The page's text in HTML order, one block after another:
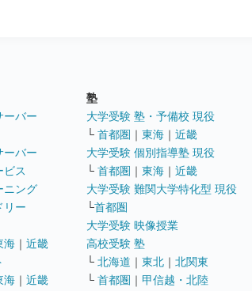
ーバー
ーバー
ビス
ニング
リー
海 ｜ 近畿
海 ｜ 近畿
塾
大学受験 塾・予備校 現役
└ 首都圏 ｜ 東海 ｜ 近畿
大学受験 個別指導塾 現役
└ 首都圏 ｜ 東海 ｜ 近畿
大学受験 難関大学特化型 現役
└首都圏
大学受験 映像授業
高校受験 塾
└ 北海道 ｜ 東北 ｜ 北関東
└ 首都圏 ｜ 甲信越・北陸